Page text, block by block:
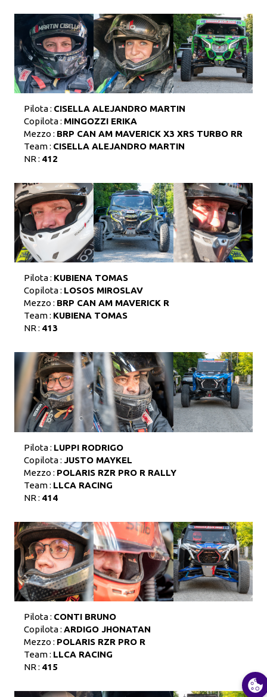
Pilota : CISELLA ALEJANDRO MARTIN
Copilota : MINGOZZI ERIKA
Mezzo : BRP CAN AM MAVERICK X3 XRS TURBO RR
Team : CISELLA ALEJANDRO MARTIN
NR : 412
Pilota : KUBIENA TOMAS
Copilota : LOSOS MIROSLAV
Mezzo : BRP CAN AM MAVERICK R
Team : KUBIENA TOMAS
NR : 413
Pilota : LUPPI RODRIGO
Copilota : JUSTO MAYKEL
Mezzo : POLARIS RZR PRO R RALLY
Team : LLCA RACING
NR : 414
Pilota : CONTI BRUNO
Copilota : ARDIGO JHONATAN
Mezzo : POLARIS RZR PRO R
Team : LLCA RACING
NR : 415